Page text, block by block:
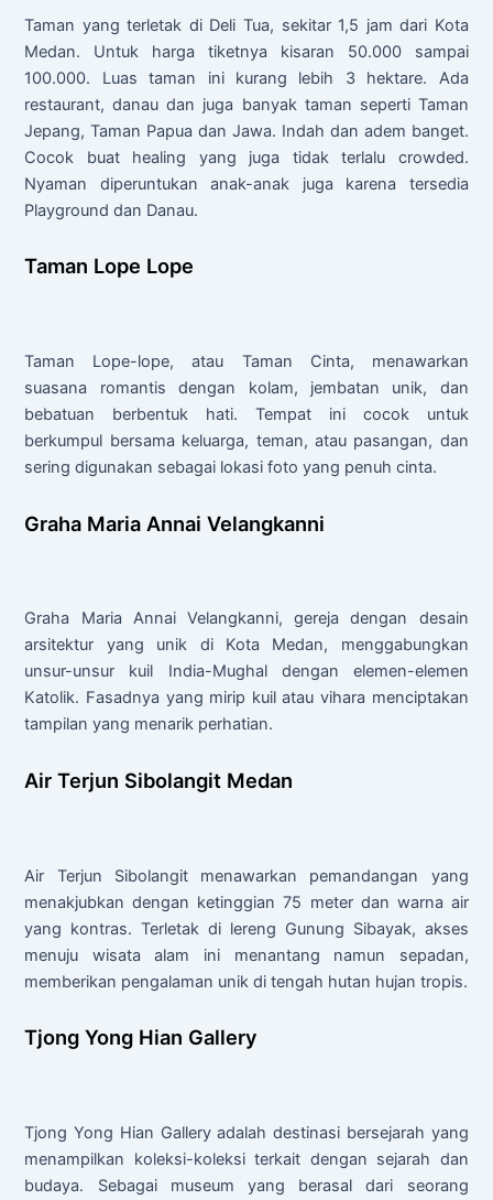
Taman yang terletak di Deli Tua, sekitar 1,5 jam dari Kota
Medan. Untuk harga tiketnya kisaran 50.000 sampai
100.000. Luas taman ini kurang lebih 3 hektare. Ada
restaurant, danau dan juga banyak taman seperti Taman
Jepang, Taman Papua dan Jawa. Indah dan adem banget.
Cocok buat healing yang juga tidak terlalu crowded.
Nyaman diperuntukan anak-anak juga karena tersedia
Playground dan Danau.
Taman Lope Lope
Taman Lope-lope, atau Taman Cinta, menawarkan
suasana romantis dengan kolam, jembatan unik, dan
bebatuan berbentuk hati. Tempat ini cocok untuk
berkumpul bersama keluarga, teman, atau pasangan, dan
sering digunakan sebagai lokasi foto yang penuh cinta.
Graha Maria Annai Velangkanni
Graha Maria Annai Velangkanni, gereja dengan desain
arsitektur yang unik di Kota Medan, menggabungkan
unsur-unsur kuil India-Mughal dengan elemen-elemen
Katolik. Fasadnya yang mirip kuil atau vihara menciptakan
tampilan yang menarik perhatian.
Air Terjun Sibolangit Medan
Air Terjun Sibolangit menawarkan pemandangan yang
menakjubkan dengan ketinggian 75 meter dan warna air
yang kontras. Terletak di lereng Gunung Sibayak, akses
menuju wisata alam ini menantang namun sepadan,
memberikan pengalaman unik di tengah hutan hujan tropis.
Tjong Yong Hian Gallery
Tjong Yong Hian Gallery adalah destinasi bersejarah yang
menampilkan koleksi-koleksi terkait dengan sejarah dan
budaya. Sebagai museum yang berasal dari seorang